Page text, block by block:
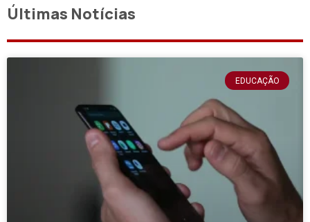
Últimas Notícias
EDUCAÇÃO